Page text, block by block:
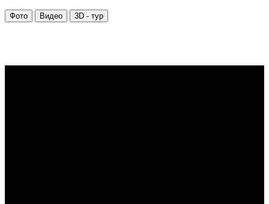
Фото Видео 3D - тур